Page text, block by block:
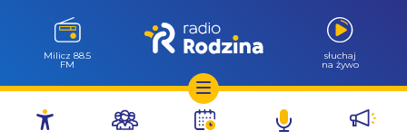
Przejdź
Milicz 88.5
FM
słuchaj
na żywo